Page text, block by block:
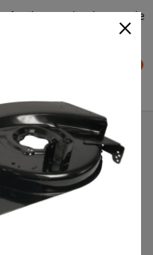
facilement le plateau de
de coupe
pour Silverline
175
×